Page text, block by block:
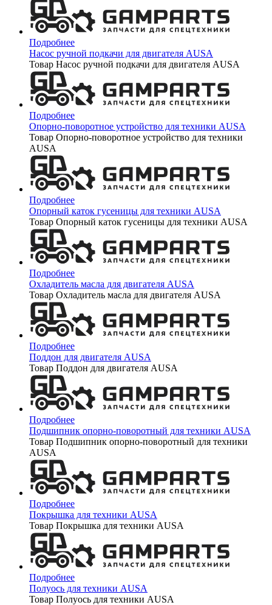
Подробнее
Насос ручной подкачи для двигателя AUSA
Товар Насос ручной подкачи для двигателя AUSA
Подробнее
Опорно-поворотное устройство для техники AUSA
Товар Опорно-поворотное устройство для техники
AUSA
Подробнее
Опорный каток гусеницы для техники AUSA
Товар Опорный каток гусеницы для техники AUSA
Подробнее
Охладитель масла для двигателя AUSA
Товар Охладитель масла для двигателя AUSA
Подробнее
Поддон для двигателя AUSA
Товар Поддон для двигателя AUSA
Подробнее
Подшипник опорно-поворотный для техники AUSA
Товар Подшипник опорно-поворотный для техники
AUSA
Подробнее
Покрышка для техники AUSA
Товар Покрышка для техники AUSA
Подробнее
Полуось для техники AUSA
Товар Полуось для техники AUSA